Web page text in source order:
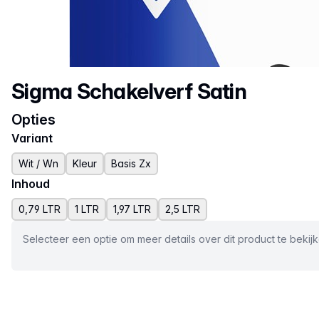
Productnaam
Sigma Schakelverf Satin
Opties
Variant
Wit / Wn Kleur Basis Zx
Inhoud
0,79 LTR 1 LTR 1,97 LTR 2,5 LTR
Selecteer een optie om meer details over dit product te